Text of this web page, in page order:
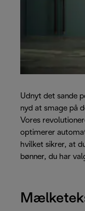
Udnyt det sande
nyd at smage på
Vores
optimerer
hvilket sikrer, at
bønner, du har